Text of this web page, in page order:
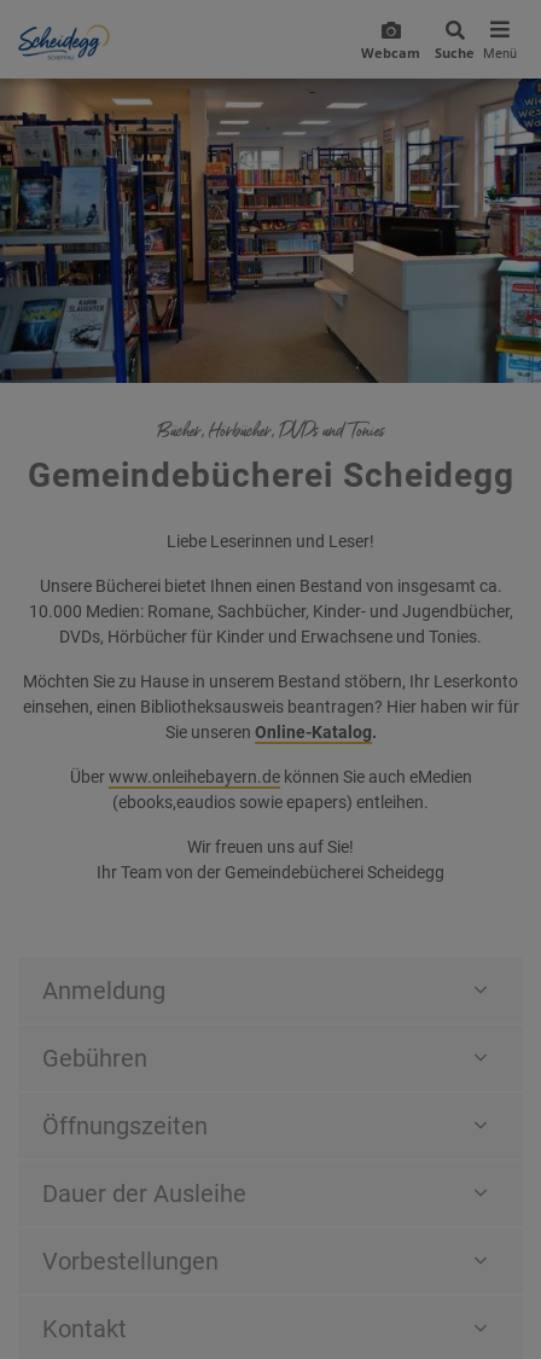
Webcam Suche Menü
Bücher, Hörbücher, DVDs und Tonies
Gemeindebücherei Scheidegg
Liebe Leserinnen und Leser!
Unsere Bücherei bietet Ihnen einen Bestand von insgesamt ca.
10.000 Medien: Romane, Sachbücher, Kinder- und Jugendbücher,
DVDs, Hörbücher für Kinder und Erwachsene und Tonies.
Möchten Sie zu Hause in unserem Bestand stöbern, Ihr Leserkonto
einsehen, einen Bibliotheksausweis beantragen? Hier haben wir für
Sie unseren Online-Katalog.
Überwww.onleihebayern.dekönnen Sie auch eMedien
(ebooks,eaudios sowie epapers) entleihen.
Wir freuen uns auf Sie!
Ihr Team von der Gemeindebücherei Scheidegg
Anmeldung
Gebühren
Öffnungszeiten
Dauer der Ausleihe
Vorbestellungen
Kontakt